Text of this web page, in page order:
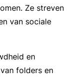
Ze streven
van sociale
en
folders en